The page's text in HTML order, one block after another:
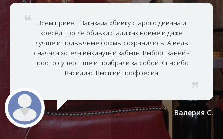
Всем привет! Заказала обивку старого дивана и
кресел. После обивки стали как новые и даже
лучше и привычные формы сохранились. А ведь
сначала хотела выкинуть и забыть. Выбор тканей -
просто супер. Еще и прибрали за собой. Спасибо
Василию. Высший проффесиа
Валерия С.